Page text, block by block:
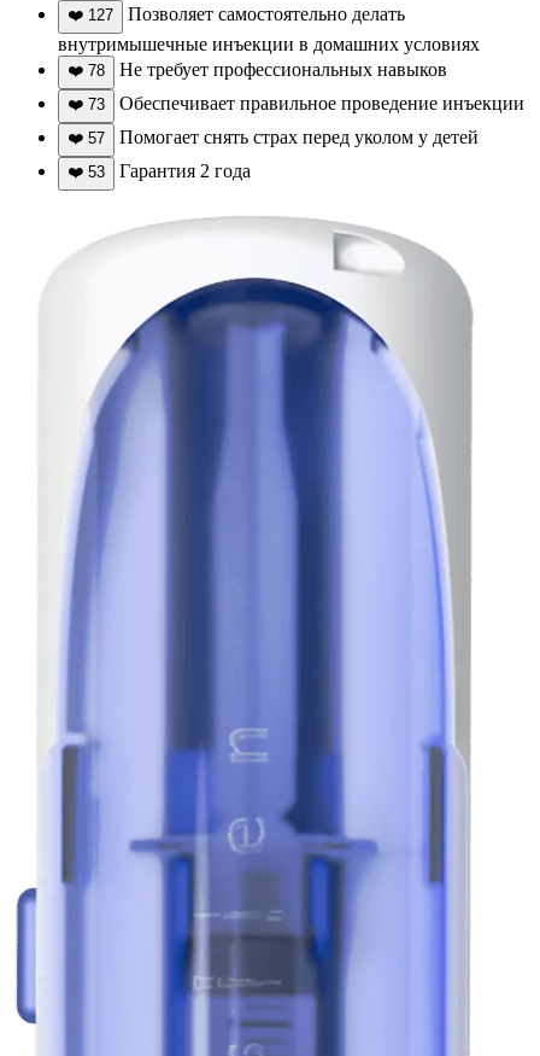
❤️ 127
Позволяет самостоятельно делать
внутримышечные инъекции в домашних условиях
❤️ 78 Не требует профессиональных навыков
❤️ 73 Обеспечивает правильное проведение инъекции
❤️ 57 Помогает снять страх перед уколом у детей
❤️ 53 Гарантия 2 года